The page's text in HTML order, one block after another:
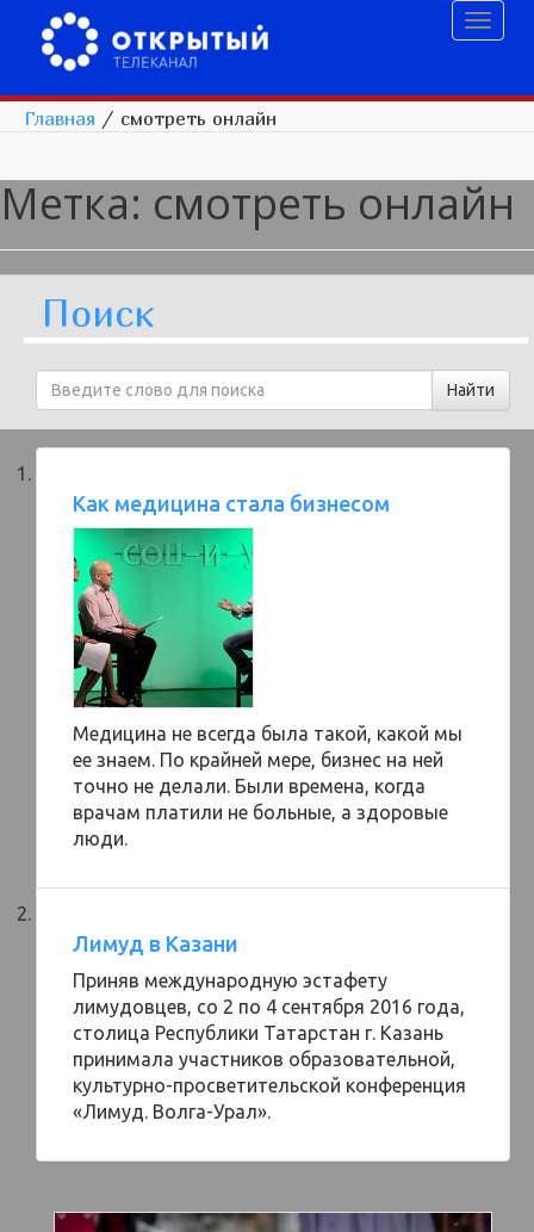
Главная / смотреть онлайн
Метка: смотреть онлайн
Поиск
Как медицина стала бизнесом
Медицина не всегда была такой, какой мы
ее знаем. По крайней мере, бизнес на ней
точно не делали. Были времена, когда
врачам платили не больные, а здоровые
люди.
Лимуд в Казани
Приняв международную эстафету
лимудовцев, со 2 по 4 сентября 2016 года,
столица Республики Татарстан г. Казань
принимала участников образовательной,
культурно-просветительской конференция
«Лимуд. Волга-Урал».